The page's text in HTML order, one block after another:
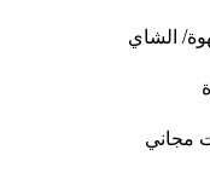
الشاي
مجاني